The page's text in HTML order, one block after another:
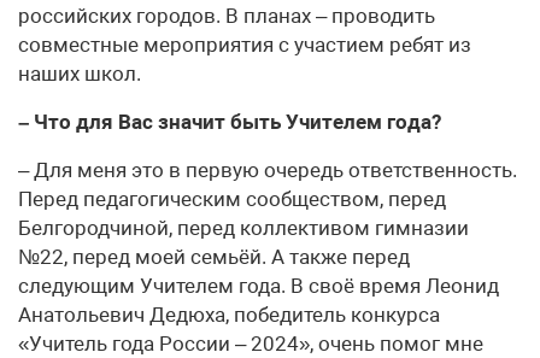
российских городов. В планах – проводить
совместные мероприятия с участием ребят из
наших школ.
– Что для Вас значит быть Учителем года?
– Для меня это в первую очередь ответственность.
Перед педагогическим сообществом, перед
Белгородчиной, перед коллективом гимназии
№22, перед моей семьёй. А также перед
следующим Учителем года. В своё время Леонид
Анатольевич Дедюха, победитель конкурса
«Учитель года России – 2024», очень помог мне